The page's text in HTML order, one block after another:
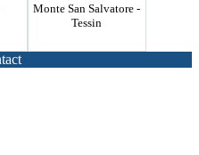
Monte San Salvatore -
Tessin